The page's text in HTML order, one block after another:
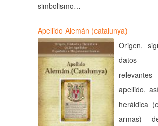
simbolismo…
Apellido Alemán (catalunya)
Origen,
datos
apellido,
heráldica
armas)